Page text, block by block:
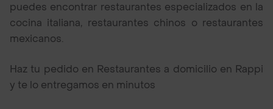
puedes encontrar restaurantes especializados en la
cocina italiana, restaurantes chinos o restaurantes
mexicanos.
Haz tu pedido en Restaurantes a domicilio en Rappi
y te lo entregamos en minutos